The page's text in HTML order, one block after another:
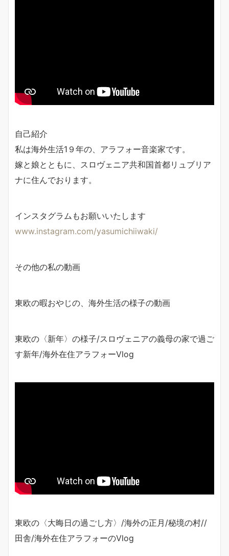
自己紹介
私は海外生活1９年の、アラフォー音楽家です。
嫁と娘とともに、スロヴェニア共和国首都リュブリア
ナに住んでおります。
インスタグラムもお願いいたします
www.instagram.com/yasumichiiwaki/
その他の私の動画
東欧の暇おやじの、海外生活の様子の動画
東欧の〈新年〉の様子/スロヴェニアの義母の家で過ご
す新年/海外在住アラフォーVlog
東欧の〈大晦日の過ごし方〉/海外の正月/秘境の村//
田舎/海外在住アラフォーのVlog